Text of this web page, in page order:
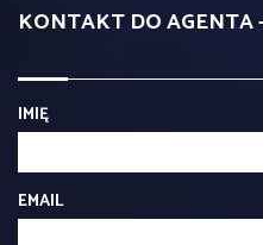
KONTAKT DO AGENTA
IMIĘ
EMAIL